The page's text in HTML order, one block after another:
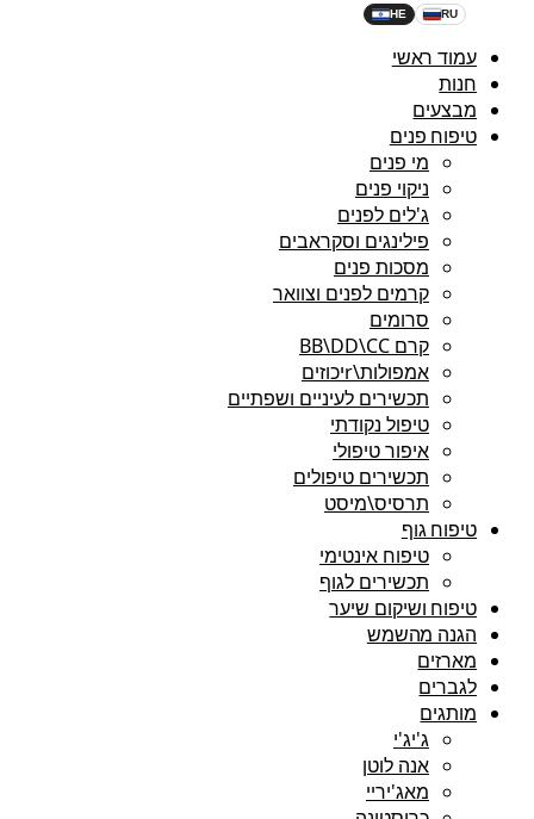
HE RU
עמוד ראשי
חנות
מבצעים
טיפוח פנים
מי פנים
ניקוי פנים
ג'לים לפנים
פילינגים וסקראבים
מסכות פנים
קרמים לפנים וצוואר
סרומים
קרם BB\DD\CC
אמפולות\rיכוזים
תכשירים לעיניים ושפתיים
טיפול נקודתי
איפור טיפולי
תכשירים טיפולים
תרסיס\מיסט
טיפוח גוף
טיפוח אינטימי
תכשירים לגוף
טיפוח ושיקום שיער
הגנה מהשמש
מארזים
לגברים
מותגים
ג'יג'י
אנה לוטן
מאג'יריי